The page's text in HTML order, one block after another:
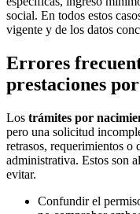
social. En todos estos
vigente y de los datos
Errores
prestaciones
Los trámites por
pero una solicitud
retrasos, requerimientos o
administrativa. Estos son
evitar.
Confundir el